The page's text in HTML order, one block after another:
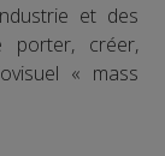
et des
porter, créer,
« mass